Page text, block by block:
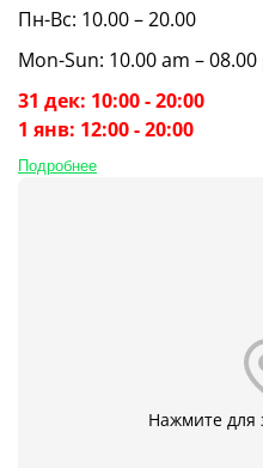
Пн-Вс: 10.00 – 20.00
Mon-Sun: 10.00 am –
31 дек: 10:00 - 20:00
1 янв: 12:00 - 20:00
Подробнее
Нажмите для